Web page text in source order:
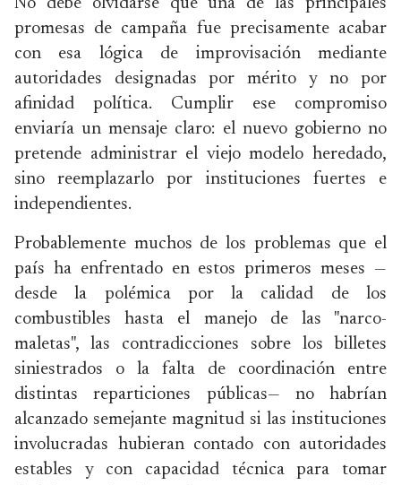
No debe olvidarse que una de las principales
promesas de campaña fue precisamente acabar
con esa lógica de improvisación mediante
autoridades designadas por mérito y no por
afinidad política. Cumplir ese compromiso
enviaría un mensaje claro: el nuevo gobierno no
pretende administrar el viejo modelo heredado,
sino reemplazarlo por instituciones fuertes e
independientes.
Probablemente muchos de los problemas que el
país ha enfrentado en estos primeros meses —
desde la polémica por la calidad de los
combustibles hasta el manejo de las "narco-
maletas", las contradicciones sobre los billetes
siniestrados o la falta de coordinación entre
distintas reparticiones públicas— no habrían
alcanzado semejante magnitud si las instituciones
involucradas hubieran contado con autoridades
estables y con capacidad técnica para tomar